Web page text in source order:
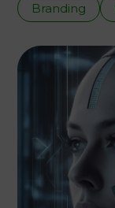
Branding